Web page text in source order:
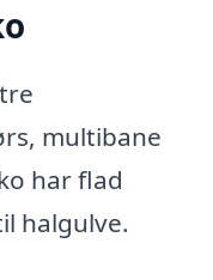
multibane
har flad
halgulve.